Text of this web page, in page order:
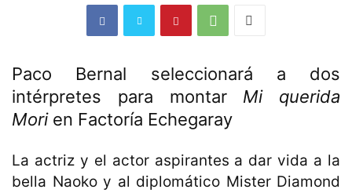
Paco Bernal seleccionará a dos
intérpretes para montar Mi querida
Morien Factoría Echegaray
La actriz y el actor aspirantes a dar vida a la
bella Naoko y al diplomático Mister Diamond